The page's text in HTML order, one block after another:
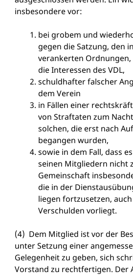
insbesondere vor:
bei grobem und
gegen die Satzung, den
verankerten Ordnungen,
die Interessen des VDL,
schuldhafter falscher
dem Verein
in Fällen einer
von Straftaten zum
solchen, die erst nach
begangen wurden,
sowie in dem Fall, dass
seinen Mitgliedern nicht
Gemeinschaft
die in der
liegen fortzusetzen,
Verschulden vorliegt.
(4) Dem Mitglied ist vor der
unter Setzung einer
Gelegenheit zu geben, sich
Vorstand zu rechtfertigen. Der